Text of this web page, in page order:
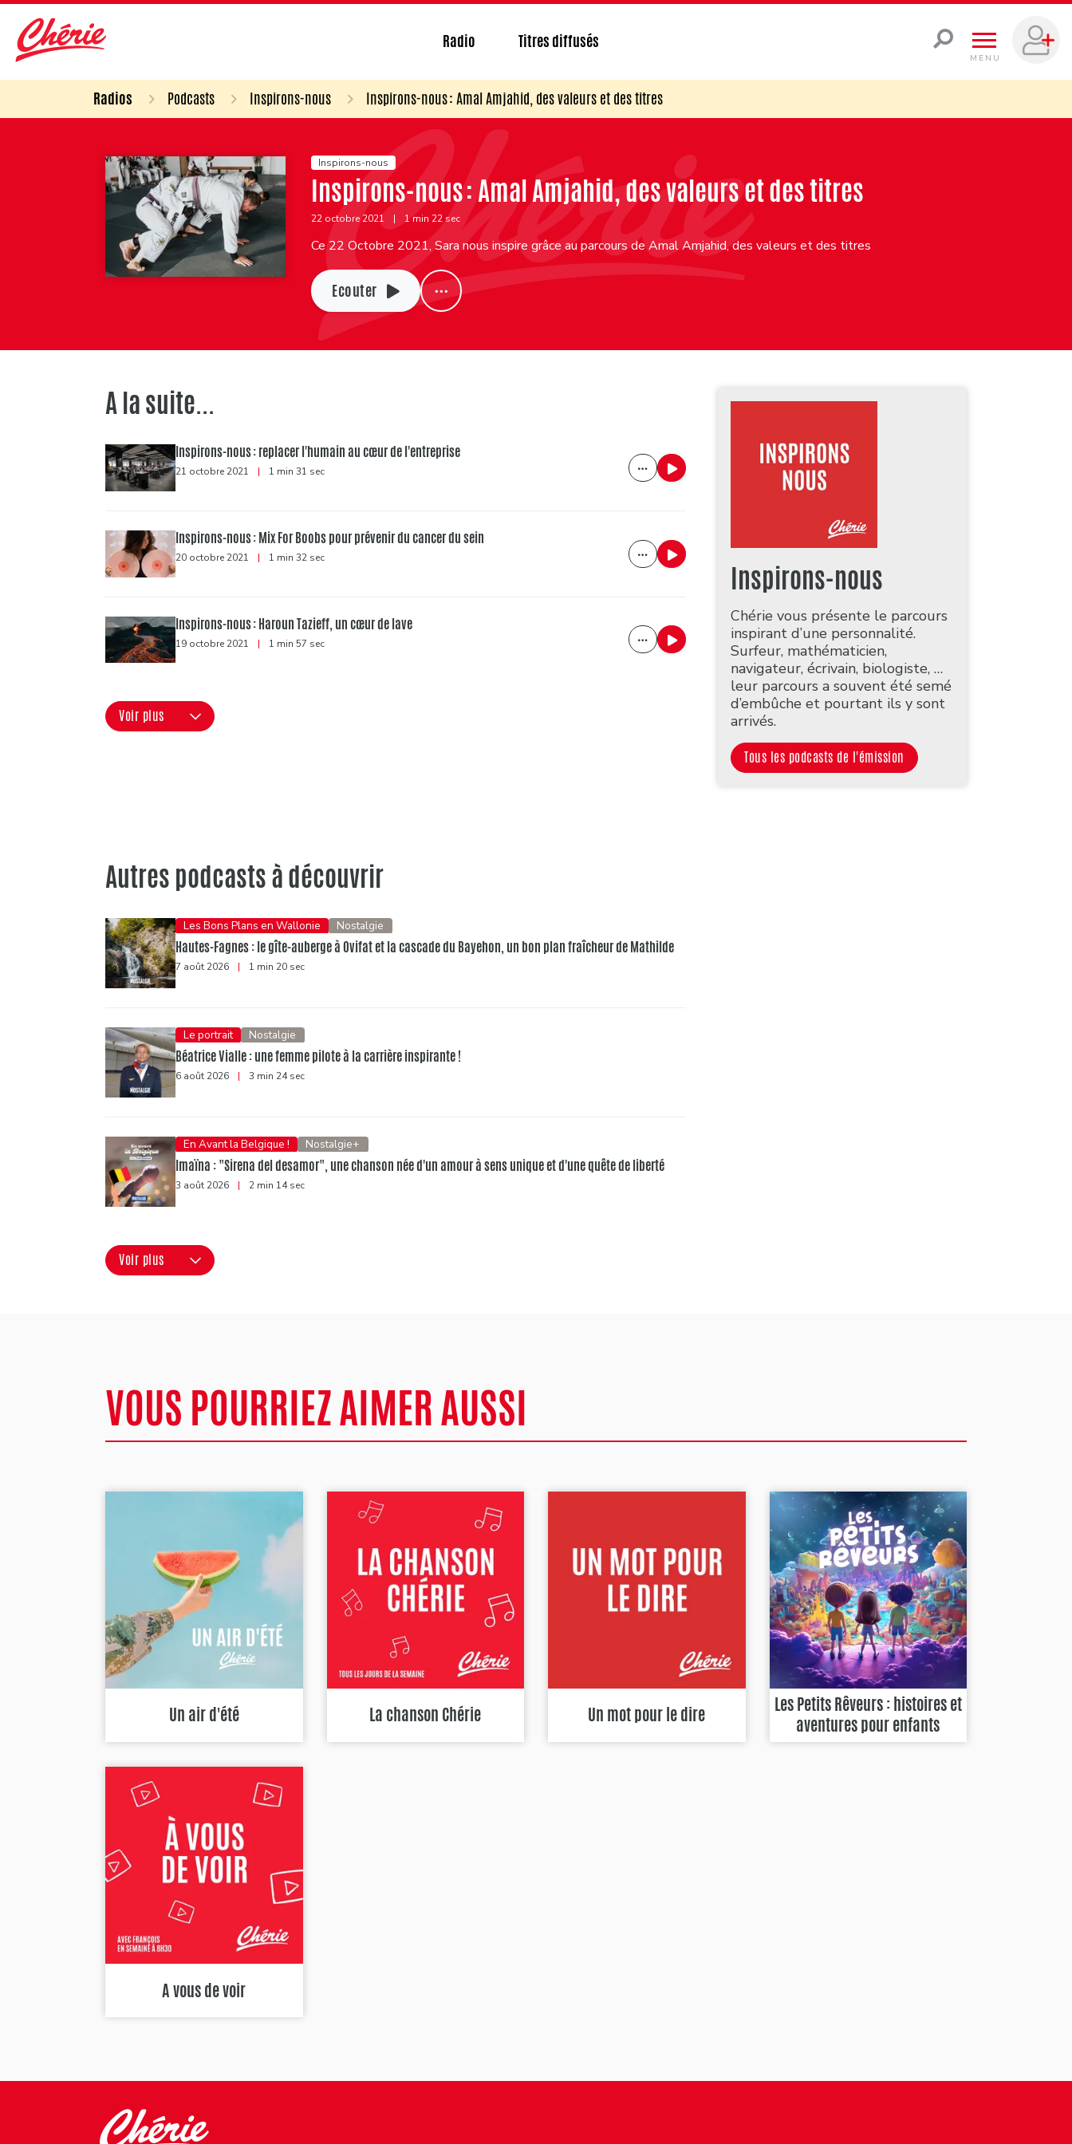
Radio Titres diffusés
MENU
Radios Podcasts Inspirons-nous Inspirons-nous : Amal Amjahid, des valeurs et des titres
Inspirons-nous
Inspirons-nous : Amal Amjahid, des valeurs et des titres
22 octobre 2021 | 1 min 22 sec
Ce 22 Octobre 2021, Sara nous inspire grâce au parcours de Amal Amjahid, des valeurs et des titres
Ecouter
A la suite...
Inspirons-nous : replacer l'humain au cœur de l'entreprise
21 octobre 2021 | 1 min 31 sec
Inspirons-nous : Mix For Boobs pour prévenir du cancer du sein
20 octobre 2021 | 1 min 32 sec
Inspirons-nous : Haroun Tazieff, un cœur de lave
19 octobre 2021 | 1 min 57 sec
Voir plus
Inspirons-nous
Chérie vous présente le parcours
inspirant d’une personnalité.
Surfeur, mathématicien,
navigateur, écrivain, biologiste, …
leur parcours a souvent été semé
d’embûche et pourtant ils y sont
arrivés.
Tous les podcasts de l'émission
Autres podcasts à découvrir
Les Bons Plans en Wallonie Nostalgie
Hautes-Fagnes : le gîte-auberge à Ovifat et la cascade du Bayehon, un bon plan fraîcheur de Mathilde
7 août 2026 | 1 min 20 sec
Le portrait Nostalgie
Béatrice Vialle : une femme pilote à la carrière inspirante !
6 août 2026 | 3 min 24 sec
En Avant la Belgique ! Nostalgie+
Imaïna : "Sirena del desamor", une chanson née d'un amour à sens unique et d'une quête de liberté
3 août 2026 | 2 min 14 sec
Voir plus
VOUS POURRIEZ AIMER AUSSI
Un air d'été La chanson Chérie Un mot pour le dire
Les Petits Rêveurs : histoires et
aventures pour enfants
A vous de voir